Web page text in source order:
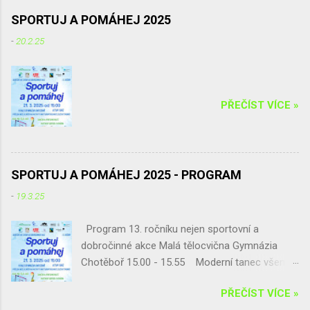
v přehazované...
SPORTUJ A POMÁHEJ 2025
- 20.2.25
PŘEČÍST VÍCE »
SPORTUJ A POMÁHEJ 2025 - PROGRAM
- 19.3.25
Program 13. ročníku nejen sportovní a
dobročinné akce Malá tělocvična Gymnázia
Chotěboř 15.00 - 15.55 Moderní tanec všem
- 16.55 Cvičená pro dětí a rodiče (Andrea
PŘEČÍST VÍCE »